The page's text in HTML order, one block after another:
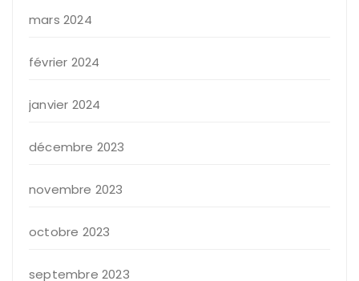
mars 2024
février 2024
janvier 2024
décembre 2023
novembre 2023
octobre 2023
septembre 2023